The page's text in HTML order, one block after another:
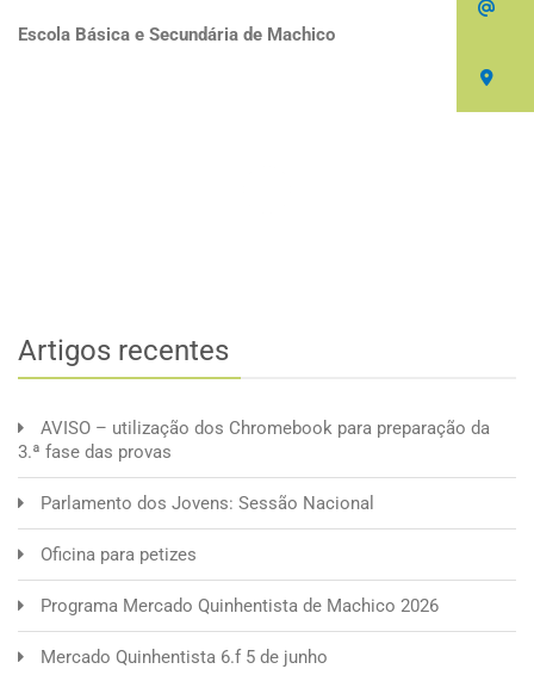
Escola Básica e Secundária de Machico
Artigos recentes
AVISO – utilização dos Chromebook para preparação da
3.ª fase das provas
Parlamento dos Jovens: Sessão Nacional
Oficina para petizes
Programa Mercado Quinhentista de Machico 2026
Mercado Quinhentista 6.f 5 de junho